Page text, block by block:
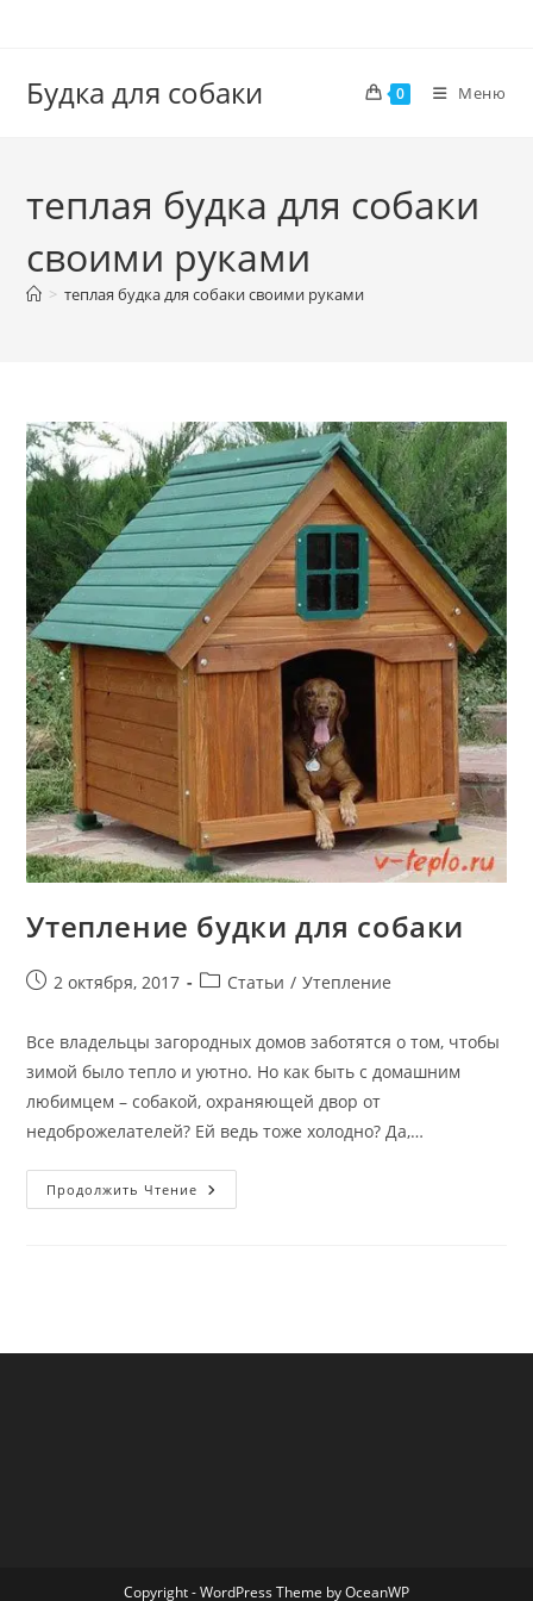
Будка для собаки 0 Меню
теплая будка для собаки
своими руками
> теплая будка для собаки своими руками
Утепление будки для собаки
Запись2 октября, 2017
Рубрика
Статьи / Утепление
Все владельцы загородных домов заботятся о том, чтобы
зимой было тепло и уютно. Но как быть с домашним
любимцем – собакой, охраняющей двор от
недоброжелателей? Ей ведь тоже холодно? Да,…
Продолжить Чтение Утепление
Будки
Copyright - WordPress Theme by OceanWP